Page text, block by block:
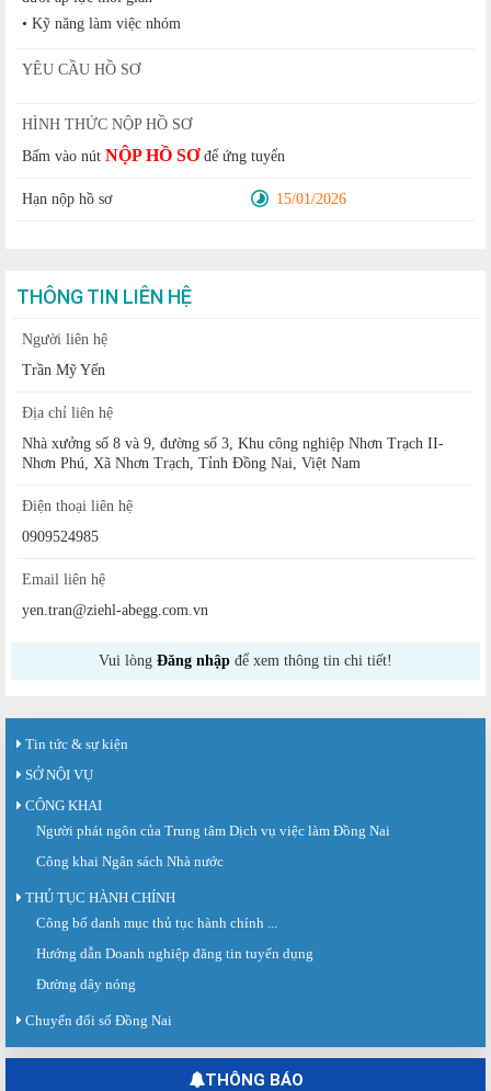
• Kỹ năng làm việc nhóm
YÊU CẦU HỒ SƠ
HÌNH THỨC NỘP HỒ SƠ
Bấm vào nút NỘP HỒ SƠđể ứng tuyển
Hạn nộp hồ sơ 15/01/2026
THÔNG TIN LIÊN HỆ
Người liên hệ
Trần Mỹ Yến
Địa chỉ liên hệ
Nhà xưởng số 8 và 9, đường số 3, Khu công nghiệp Nhơn Trạch II-
Nhơn Phú, Xã Nhơn Trạch, Tỉnh Đồng Nai, Việt Nam
Điện thoại liên hệ
0909524985
Email liên hệ
yen.tran@ziehl-abegg.com.vn
Vui lòng Đăng nhập để xem thông tin chi tiết!
Tin tức & sự kiện
SỞ NỘI VỤ
CÔNG KHAI
Người phát ngôn của Trung tâm Dịch vụ việc làm Đồng Nai
Công khai Ngân sách Nhà nước
THỦ TỤC HÀNH CHÍNH
Công bố danh mục thủ tục hành chính ...
Hướng dẫn Doanh nghiệp đăng tin tuyển dụng
Đường dây nóng
Chuyển đổi số Đồng Nai
THÔNG BÁO
Sàn giao dịch việc làm lần thứ 08 năm 2026: Hơn 4.300 cơ hội...
Sáng ngày 03/8/2026, Trung tâm Dịch vụ việc làm Đồng Nai tổ chức Sàn giao
dịch việc làm lần thứ 08...
Báo cáo kết quả tổ chức Sàn giao dịch việc làm lần thứ 08/2026 ngày 03
tháng 08 năm 2026.
Ngày hội việc làm phường Hố Nai tháng 8 năm 2026
Ngày hội việc làm tổ chức tại phường Hố Nai, thành phố Đồng Nai tháng 8